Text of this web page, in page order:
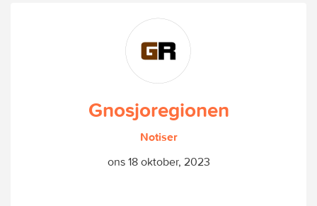
Gnosjoregionen
Notiser
ons 18 oktober, 2023